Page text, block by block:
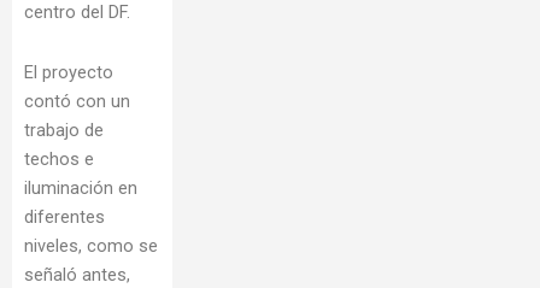
centro del DF.
El proyecto
contó con un
trabajo de
techos e
iluminación en
diferentes
niveles, como se
señaló antes,